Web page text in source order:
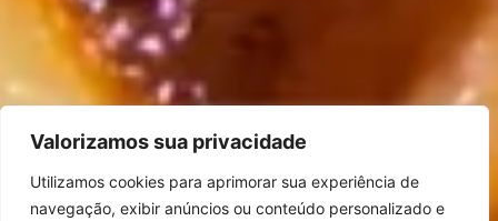
Valorizamos sua privacidade
Utilizamos cookies para aprimorar sua experiência de
navegação, exibir anúncios ou conteúdo personalizado e